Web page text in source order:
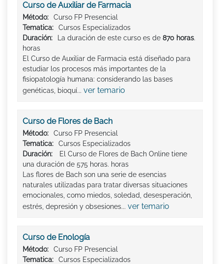
Curso de Auxiliar de Farmacia
Método:
Curso FP Presencial
Tematica:
Cursos Especializados
Duración:
La duración de este curso es de 870 horas.
horas
El Curso de Auxiliar de Farmacia está diseñado para
estudiar los procesos más importantes de la
fisiopatología humana: considerando las bases
genéticas, bioquí... ver temario
Curso de Flores de Bach
Método:
Curso FP Presencial
Tematica:
Cursos Especializados
Duración:
El Curso de Flores de Bach Online tiene
una duración de 575 horas. horas
Las flores de Bach son una serie de esencias
naturales utilizadas para tratar diversas situaciones
emocionales, como miedos, soledad, desesperación,
estrés, depresión y obsesiones... ver temario
Curso de Enología
Método:
Curso FP Presencial
Tematica:
Cursos Especializados